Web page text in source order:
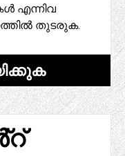
എന്നിവ
തുടരുക.